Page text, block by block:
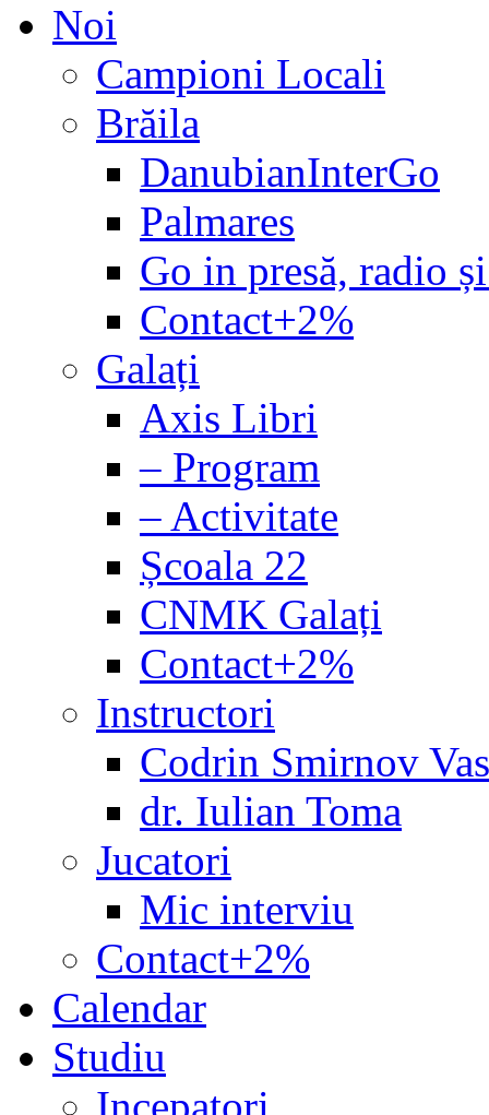
Noi
Campioni Locali
Brăila
DanubianInterGo
Palmares
Go in presă, radio
Contact+2%
Galați
Axis Libri
– Program
– Activitate
Școala 22
CNMK Galați
Contact+2%
Instructori
Codrin Smirnov
dr. Iulian Toma
Jucatori
Mic interviu
Contact+2%
Calendar
Studiu